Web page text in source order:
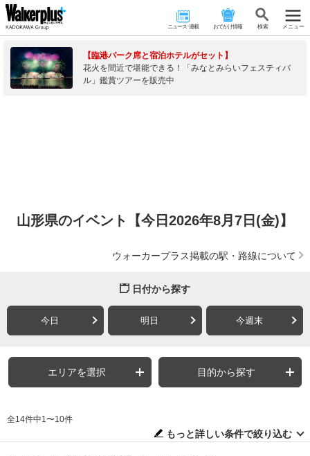
ニュース･連載 おでかけ情報 検 索 メニュー
【臨港パーク席と宿泊ホテルがセット】
花火を間近で堪能できる！「みなとみらいフェスティバ
ル」鑑賞ツアーを販売中
山形県のイベント【今日2026年8月7日(金)】
ウォーカープラス掲載の駅・路線について
日付から探す
今日 明日 今週末
エリアを選択 目的から探す
全14件中1〜10件
もっと詳しい条件で絞り込む